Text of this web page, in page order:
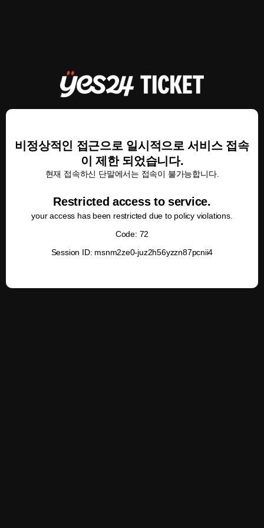
비정상적인 접근으로 일시적으로 서비스 접속
이 제한 되었습니다.
현재 접속하신 단말에서는 접속이 불가능합니다.
Restricted access to service.
your access has been restricted due to policy violations.
Code: 72
Session ID: msnm2ze0-juz2h56yzzn87pcnii4